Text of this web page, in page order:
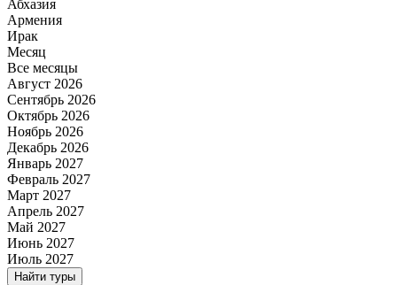
Абхазия
Армения
Ирак
Месяц
Все месяцы
Август 2026
Сентябрь 2026
Октябрь 2026
Ноябрь 2026
Декабрь 2026
Январь 2027
Февраль 2027
Март 2027
Апрель 2027
Май 2027
Июнь 2027
Июль 2027
Найти туры